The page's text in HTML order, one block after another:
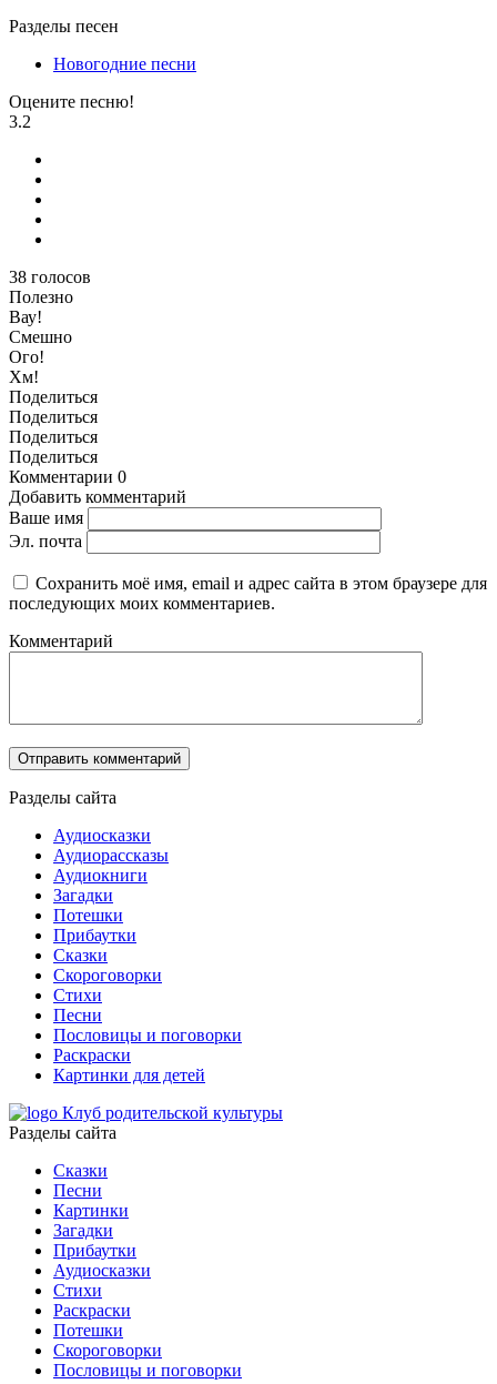
Разделы песен
Новогодние песни
Оцените песню!
3.2
38 голосов
Полезно
Вау!
Смешно
Ого!
Хм!
Поделиться
Поделиться
Поделиться
Поделиться
Комментарии 0
Добавить комментарий
Ваше имя
Эл. почта
Сохранить моё имя, email и адрес сайта в этом браузере для
последующих моих комментариев.
Комментарий
Разделы сайта
Аудиосказки
Аудиорассказы
Аудиокниги
Загадки
Потешки
Прибаутки
Сказки
Скороговорки
Стихи
Песни
Пословицы и поговорки
Раскраски
Картинки для детей
Клуб родительской культуры
Разделы сайта
Сказки
Песни
Картинки
Загадки
Прибаутки
Аудиосказки
Стихи
Раскраски
Потешки
Скороговорки
Пословицы и поговорки